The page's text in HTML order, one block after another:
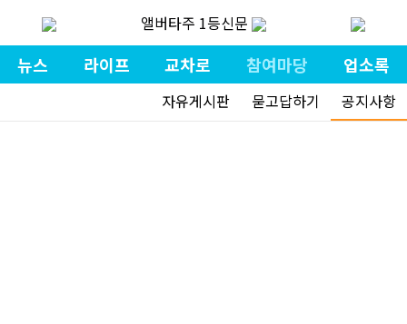
앨버타주 1등신문
뉴스 라이프 교차로 참여마당 업소록
자유게시판 묻고답하기 공지사항